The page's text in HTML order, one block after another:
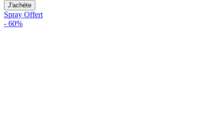
J'achète
Spray Offert
- 60%